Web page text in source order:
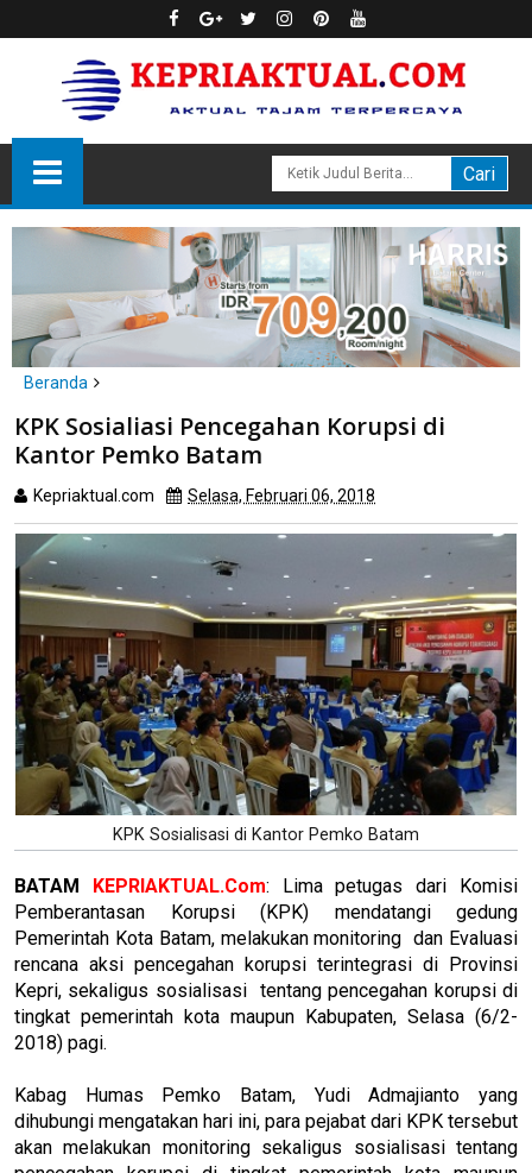
Beranda
KPK Sosialiasi Pencegahan Korupsi di Kantor Pemko Batam
KPK Sosialiasi Pencegahan Korupsi di
Kantor Pemko Batam
Kepriaktual.com Selasa, Februari 06, 2018
KPK Sosialisasi di Kantor Pemko Batam
BATAM KEPRIAKTUAL.Com: Lima petugas dari Komisi
Pemberantasan Korupsi (KPK) mendatangi gedung
Pemerintah Kota Batam, melakukan monitoring dan Evaluasi
rencana aksi pencegahan korupsi terintegrasi di Provinsi
Kepri, sekaligus sosialisasi tentang pencegahan korupsi di
tingkat pemerintah kota maupun Kabupaten, Selasa (6/2-
2018) pagi.
Kabag Humas Pemko Batam, Yudi Admajianto yang
dihubungi mengatakan hari ini, para pejabat dari KPK tersebut
akan melakukan monitoring sekaligus sosialisasi tentang